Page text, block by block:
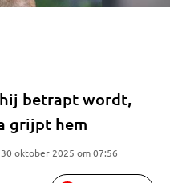
betrapt wordt,
grijpt hem
oktober 2025 om 07:56